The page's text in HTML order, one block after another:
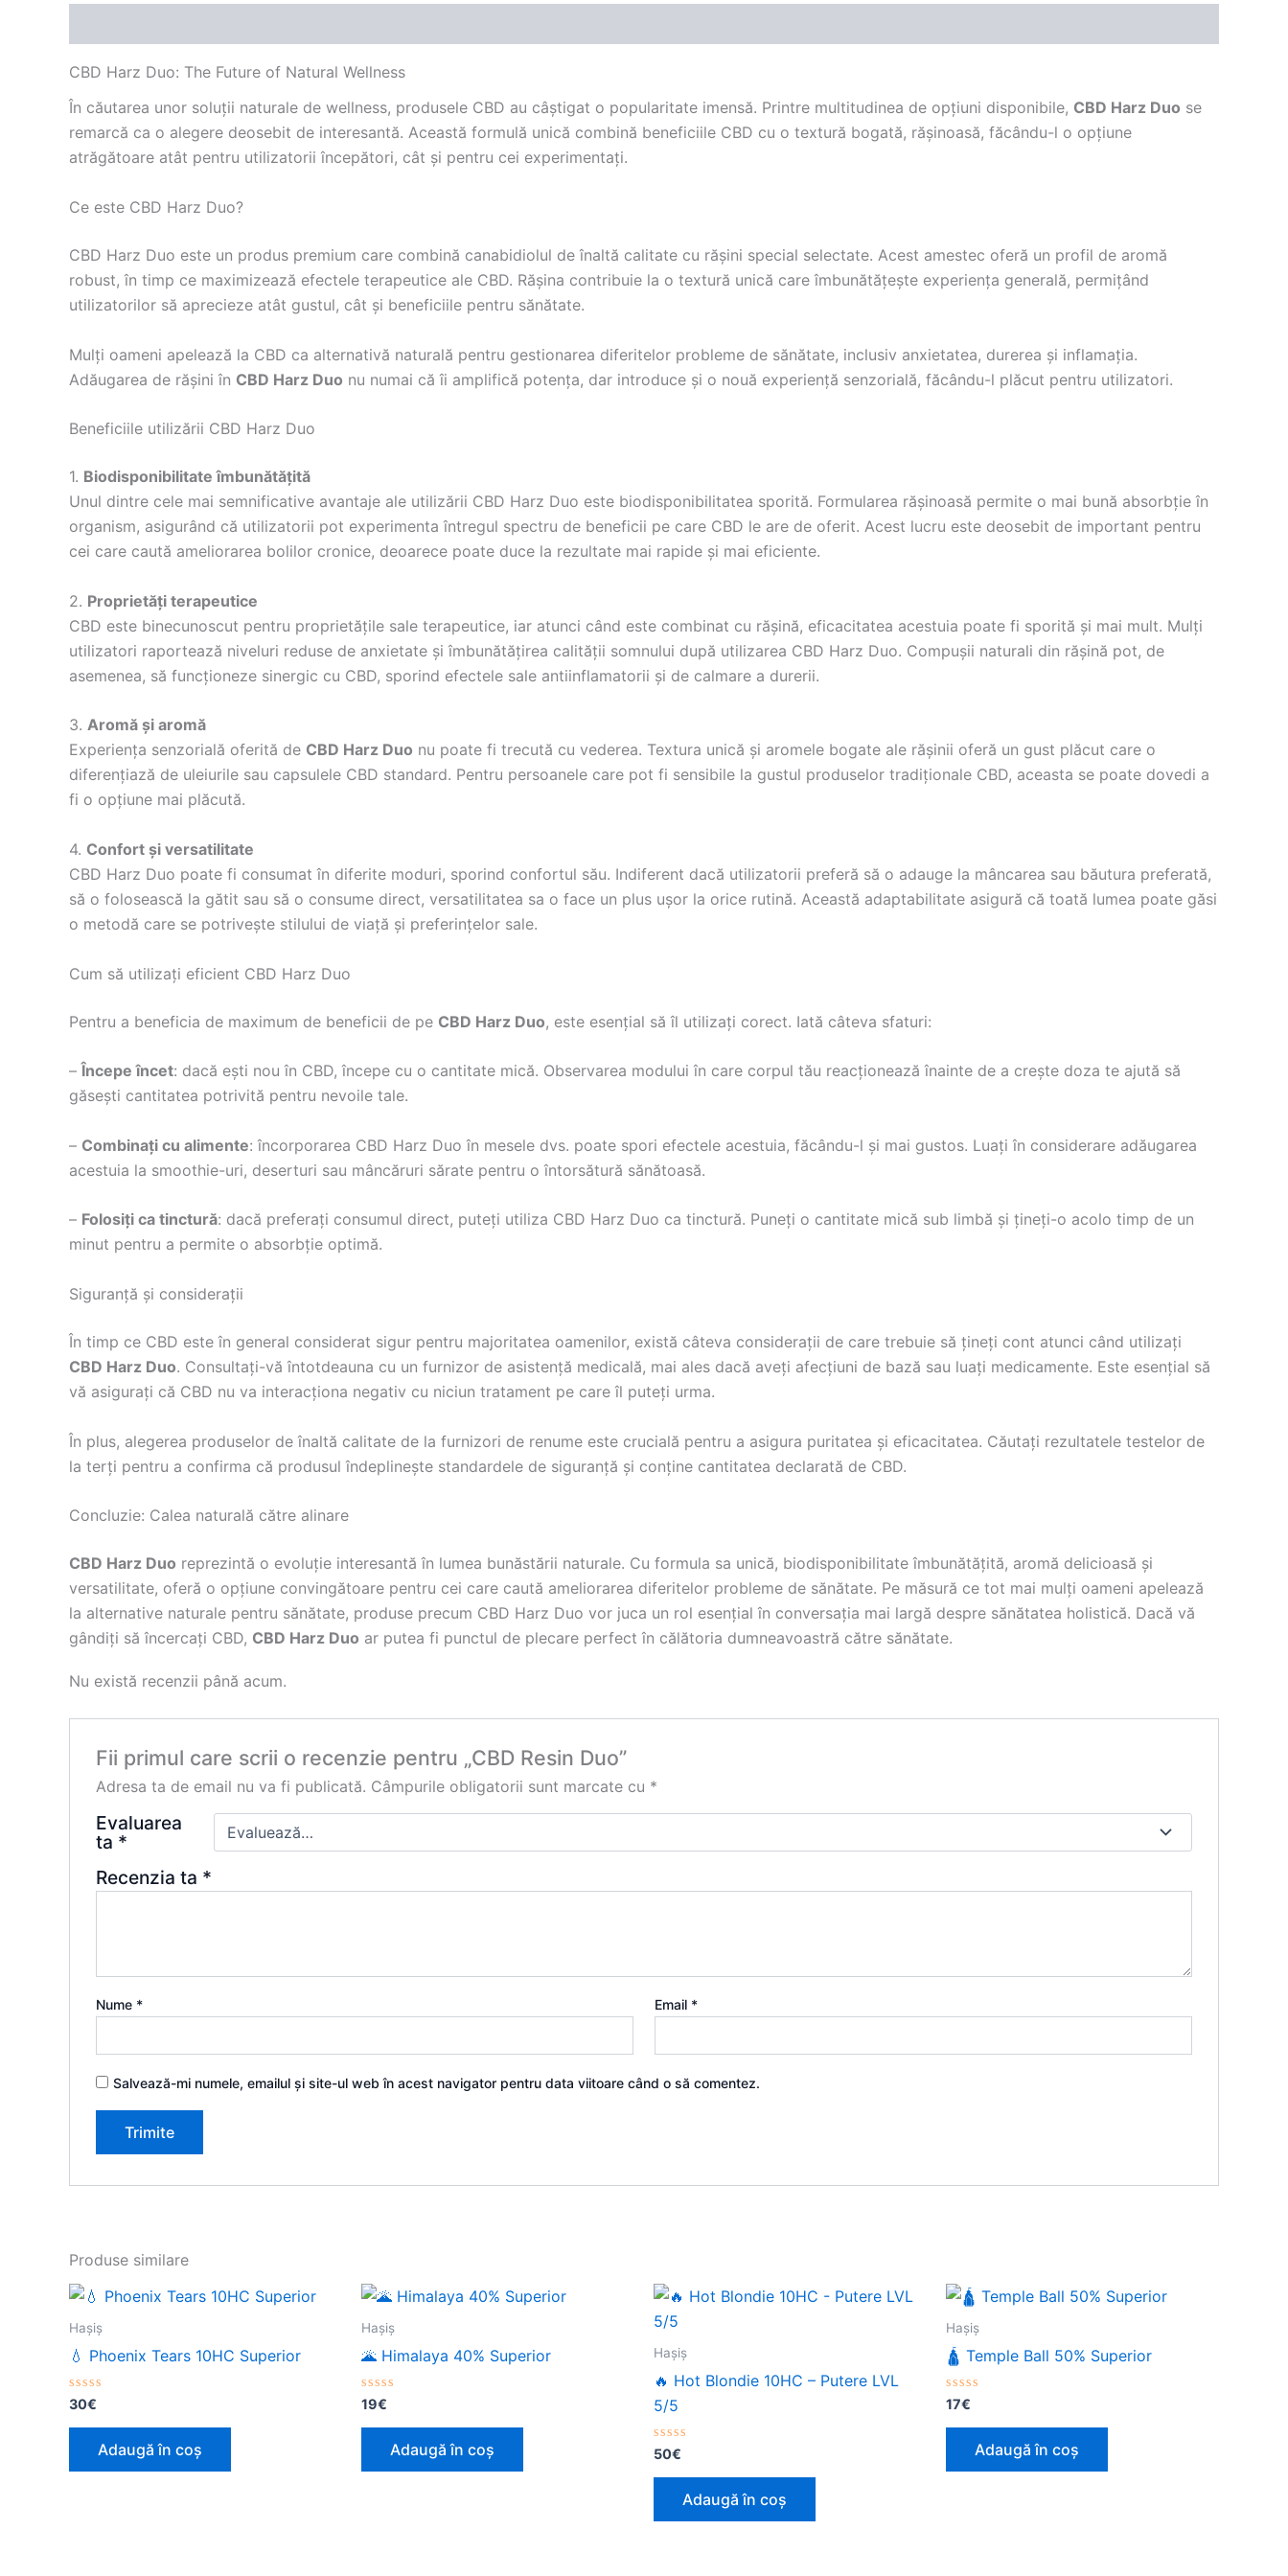
CBD Harz Duo: The Future of Natural Wellness
În căutarea unor soluții naturale de wellness, produsele CBD au câștigat o popularitate imensă. Printre multitudinea de opțiuni disponibile, CBD Harz Duo se
remarcă ca o alegere deosebit de interesantă. Această formulă unică combină beneficiile CBD cu o textură bogată, rășinoasă, făcându-l o opțiune
atrăgătoare atât pentru utilizatorii începători, cât și pentru cei experimentați.
Ce este CBD Harz Duo?
CBD Harz Duo este un produs premium care combină canabidiolul de înaltă calitate cu rășini special selectate. Acest amestec oferă un profil de aromă
robust, în timp ce maximizează efectele terapeutice ale CBD. Rășina contribuie la o textură unică care îmbunătățește experiența generală, permițând
utilizatorilor să aprecieze atât gustul, cât și beneficiile pentru sănătate.
Mulți oameni apelează la CBD ca alternativă naturală pentru gestionarea diferitelor probleme de sănătate, inclusiv anxietatea, durerea și inflamația.
Adăugarea de rășini în CBD Harz Duo nu numai că îi amplifică potența, dar introduce și o nouă experiență senzorială, făcându-l plăcut pentru utilizatori.
Beneficiile utilizării CBD Harz Duo
1. Biodisponibilitate îmbunătățită
Unul dintre cele mai semnificative avantaje ale utilizării CBD Harz Duo este biodisponibilitatea sporită. Formularea rășinoasă permite o mai bună absorbție în
organism, asigurând că utilizatorii pot experimenta întregul spectru de beneficii pe care CBD le are de oferit. Acest lucru este deosebit de important pentru
cei care caută ameliorarea bolilor cronice, deoarece poate duce la rezultate mai rapide și mai eficiente.
2. Proprietăți terapeutice
CBD este binecunoscut pentru proprietățile sale terapeutice, iar atunci când este combinat cu rășină, eficacitatea acestuia poate fi sporită și mai mult. Mulți
utilizatori raportează niveluri reduse de anxietate și îmbunătățirea calității somnului după utilizarea CBD Harz Duo. Compușii naturali din rășină pot, de
asemenea, să funcționeze sinergic cu CBD, sporind efectele sale antiinflamatorii și de calmare a durerii.
3. Aromă și aromă
Experiența senzorială oferită de CBD Harz Duo nu poate fi trecută cu vederea. Textura unică și aromele bogate ale rășinii oferă un gust plăcut care o
diferențiază de uleiurile sau capsulele CBD standard. Pentru persoanele care pot fi sensibile la gustul produselor tradiționale CBD, aceasta se poate dovedi a
fi o opțiune mai plăcută.
4. Confort și versatilitate
CBD Harz Duo poate fi consumat în diferite moduri, sporind confortul său. Indiferent dacă utilizatorii preferă să o adauge la mâncarea sau băutura preferată,
să o folosească la gătit sau să o consume direct, versatilitatea sa o face un plus ușor la orice rutină. Această adaptabilitate asigură că toată lumea poate găsi
o metodă care se potrivește stilului de viață și preferințelor sale.
Cum să utilizați eficient CBD Harz Duo
Pentru a beneficia de maximum de beneficii de pe CBD Harz Duo, este esențial să îl utilizați corect. Iată câteva sfaturi:
–Începe încet: dacă ești nou în CBD, începe cu o cantitate mică. Observarea modului în care corpul tău reacționează înainte de a crește doza te ajută să
găsești cantitatea potrivită pentru nevoile tale.
– Combinați cu alimente: încorporarea CBD Harz Duo în mesele dvs. poate spori efectele acestuia, făcându-l și mai gustos. Luați în considerare adăugarea
acestuia la smoothie-uri, deserturi sau mâncăruri sărate pentru o întorsătură sănătoasă.
– Folosiți ca tinctură: dacă preferați consumul direct, puteți utiliza CBD Harz Duo ca tinctură. Puneți o cantitate mică sub limbă și țineți-o acolo timp de un
minut pentru a permite o absorbție optimă.
Siguranță și considerații
În timp ce CBD este în general considerat sigur pentru majoritatea oamenilor, există câteva considerații de care trebuie să țineți cont atunci când utilizați
CBD Harz Duo. Consultați-vă întotdeauna cu un furnizor de asistență medicală, mai ales dacă aveți afecțiuni de bază sau luați medicamente. Este esențial să
vă asigurați că CBD nu va interacționa negativ cu niciun tratament pe care îl puteți urma.
În plus, alegerea produselor de înaltă calitate de la furnizori de renume este crucială pentru a asigura puritatea și eficacitatea. Căutați rezultatele testelor de
la terți pentru a confirma că produsul îndeplinește standardele de siguranță și conține cantitatea declarată de CBD.
Concluzie: Calea naturală către alinare
CBD Harz Duo reprezintă o evoluție interesantă în lumea bunăstării naturale. Cu formula sa unică, biodisponibilitate îmbunătățită, aromă delicioasă și
versatilitate, oferă o opțiune convingătoare pentru cei care caută ameliorarea diferitelor probleme de sănătate. Pe măsură ce tot mai mulți oameni apelează
la alternative naturale pentru sănătate, produse precum CBD Harz Duo vor juca un rol esențial în conversația mai largă despre sănătatea holistică. Dacă vă
gândiți să încercați CBD, CBD Harz Duo ar putea fi punctul de plecare perfect în călătoria dumneavoastră către sănătate.
Nu există recenzii până acum.
Fii primul care scrii o recenzie pentru „CBD Resin Duo”
Adresa ta de email nu va fi publicată. Câmpurile obligatorii sunt marcate cu *
Evaluarea
ta *
Recenzia ta *
Nume * Email *
Salvează-mi numele, emailul și site-ul web în acest navigator pentru data viitoare când o să comentez.
Produse similare
Haşiş
💧 Phoenix Tears 10HC Superior
Evaluat
la
0
30€
Adaugă în coș
Haşiş
🌋 Himalaya 40% Superior
Evaluat
la
0
19€
Adaugă în coș
Haşiş
🔥 Hot Blondie 10HC – Putere LVL
5/5
Evaluat
la
0
50€
Adaugă în coș
Haşiş
🛕 Temple Ball 50% Superior
Evaluat
la
0
17€
Adaugă în coș